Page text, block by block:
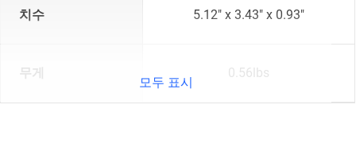
치수 5.12" x 3.43" x 0.93"
무게 0.56lbs
모두 표시